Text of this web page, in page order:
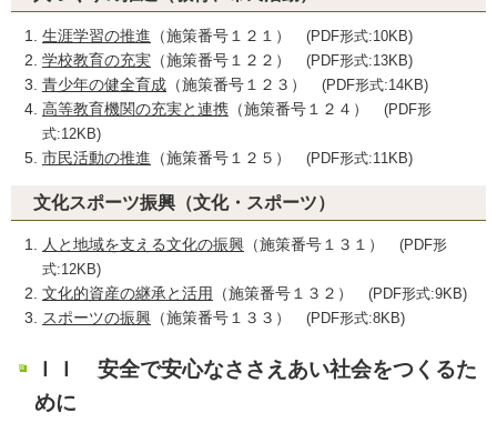
生涯学習の推進 （施策番号１２１） (PDF形式:10KB)
学校教育の充実 （施策番号１２２） (PDF形式:13KB)
青少年の健全育成 （施策番号１２３） (PDF形式:14KB)
高等教育機関の充実と連携 （施策番号１２４） (PDF形
式:12KB)
市民活動の推進 （施策番号１２５） (PDF形式:11KB)
文化スポーツ振興（文化・スポーツ）
人と地域を支える文化の振興 （施策番号１３１） (PDF形
式:12KB)
文化的資産の継承と活用 （施策番号１３２） (PDF形式:9KB)
スポーツの振興 （施策番号１３３） (PDF形式:8KB)
ＩＩ 安全で安心なささえあい社会をつくるた
めに